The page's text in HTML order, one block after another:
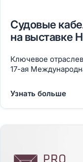
Судовые
на выставке
Ключевое
17-ая
деятельности
шельфа «НЕВА
Сентября 2023
Узнать больше